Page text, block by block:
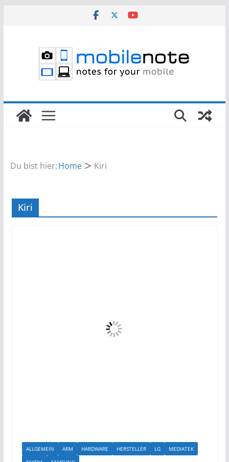
Du bist hier:Home Kiri
Kiri
ALLGEMEIN ARM HARDWARE HERSTELLER LG
MEDIATEK